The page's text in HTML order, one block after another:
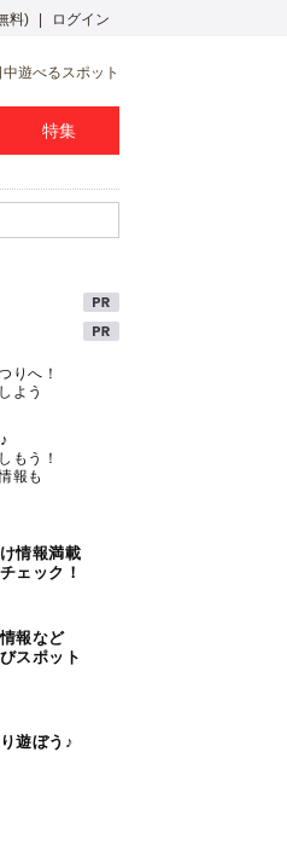
料) ログイン
中遊べるスポット
特集
りへ！
よう
もう！
報も
情報満載
ェック！
報など
スポット
遊ぼう♪